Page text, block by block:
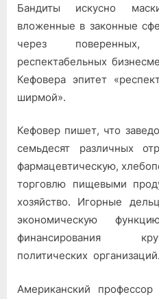
Бандиты искусно
вложенные в закон­ные
через поверенных,
респектабельных
Кефовера эпитет
ширмой».
Кефовер пишет, что
семьдесят различных
фармацевтическую,
торговлю пищевыми
хозяйство. Игорные
экономиче­скую
финансирования
политических организаций.
Американский